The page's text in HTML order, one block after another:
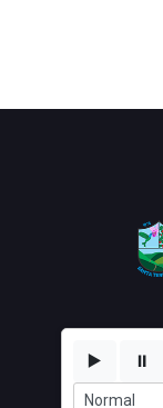
▶️ ⏸️